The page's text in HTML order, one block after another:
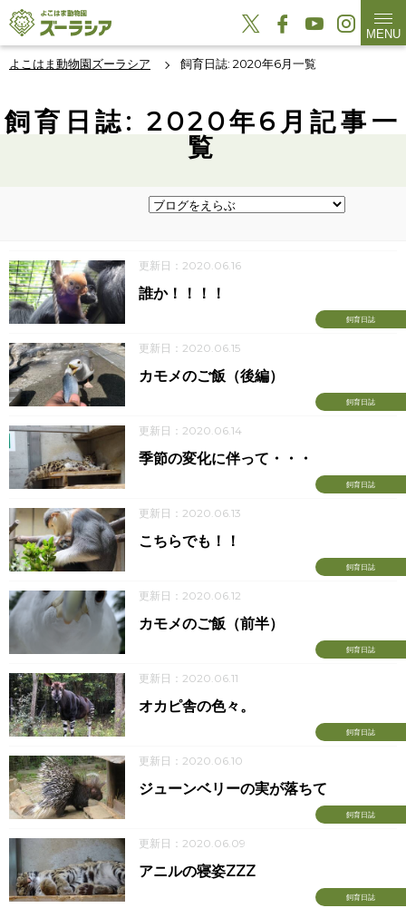
MENU
よこはま動物園ズーラシア 飼育日誌: 2020年6月一覧
飼育日誌: 2020年6月記事一
覧
更新日：2020.06.16
飼育日誌
誰か！！！！
更新日：2020.06.15
飼育日誌
カモメのご飯（後編）
更新日：2020.06.14
飼育日誌
季節の変化に伴って・・・
更新日：2020.06.13
飼育日誌
こちらでも！！
更新日：2020.06.12
飼育日誌
カモメのご飯（前半）
更新日：2020.06.11
飼育日誌
オカピ舎の色々。
更新日：2020.06.10
飼育日誌
ジューンベリーの実が落ちて
更新日：2020.06.09
飼育日誌
アニルの寝姿ZZZ